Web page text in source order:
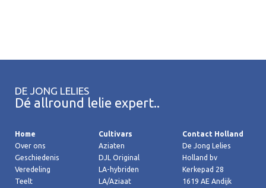
DE JONG LELIES
Dé allround lelie expert..
Home
Over ons
Geschiedenis
Veredeling
Teelt
Cultivars
Aziaten
DJL Original
LA-hybriden
LA/Aziaat
Contact Holland
De Jong Lelies
Holland bv
Kerkepad 28
1619 AE Andijk